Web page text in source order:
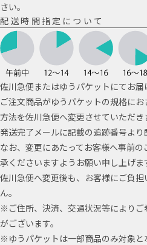
さい。
配送時間指定について
佐川急便またはゆうパケットにてお届
ご注文商品がゆうパケットの規格に
方法を佐川急便へ変更させていただき
発送完了メールに記載の追跡番号より
なお、変更にあたってお客様へ事前
承くださいますようお願い申し上げま
佐川急便へ変更後も、お客様にご負
ん。
※ご住所、決済、交通状況等により
がございます。
※ゆうパケットは一部商品のみ対象と